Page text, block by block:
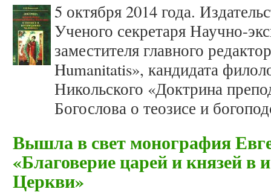
5 октября 2014 года.
Ученого секретаря Научно-
заместителя главного
Humanitatis», кандидата
Никольского «Доктрина
Богослова о теозисе и
Вышла в свет монография
«Благоверие царей и князей в
Церкви»